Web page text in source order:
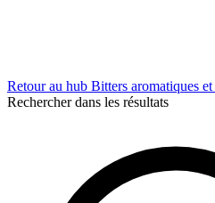
Retour au hub Bitters aromatiques
Rechercher dans les résultats